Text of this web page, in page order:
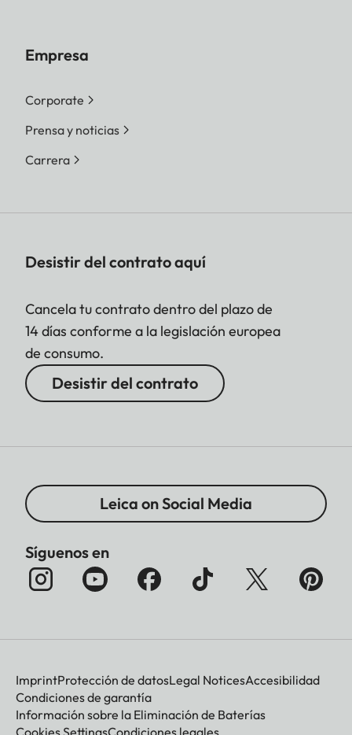
Empresa
Corporate
Prensa y noticias
Carrera
Desistir del contrato aquí
Cancela tu contrato dentro del plazo de
14 días conforme a la legislación europea
de consumo.
Desistir del contrato
Leica on Social Media
Síguenos en
ImprintProtección de datosLegal NoticesAccesibilidad
Condiciones de garantía
Información sobre la Eliminación de Baterías
Cookies SettingsCondiciones legales